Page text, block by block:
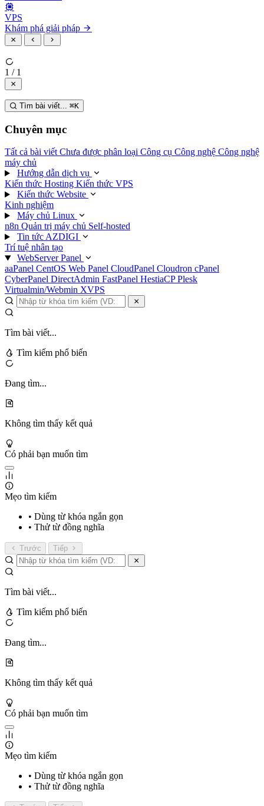
VPS
Khám phá giải pháp
1 / 1
Tìm bài viết... ⌘K
Chuyên mục
Tất cả bài viết Chưa được phân loại Công cụ Công nghệ Công nghệ
máy chủ
Hướng dẫn dịch vụ
Kiến thức Hosting Kiến thức VPS
Kiến thức Website
Kinh nghiệm
Máy chủ Linux
n8n Quản trị máy chủ Self-hosted
Tin tức AZDIGI
Trí tuệ nhân tạo
WebServer Panel
aaPanel CentOS Web Panel CloudPanel Cloudron cPanel
CyberPanel DirectAdmin FastPanel HestiaCPPlesk
Virtualmin/Webmin XVPS
Tìm bài viết...
Tìm kiếm phổ biến
Đang tìm...
Không tìm thấy kết quả
Có phải bạn muốn tìm
Mẹo tìm kiếm
• Dùng từ khóa ngắn gọn
• Thử từ đồng nghĩa
Trước Tiếp
Tìm bài viết...
Tìm kiếm phổ biến
Đang tìm...
Không tìm thấy kết quả
Có phải bạn muốn tìm
Mẹo tìm kiếm
• Dùng từ khóa ngắn gọn
• Thử từ đồng nghĩa